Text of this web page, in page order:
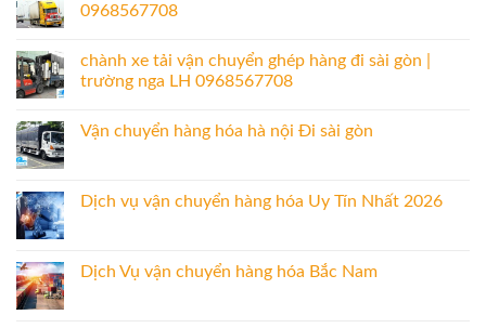
0968567708
chành xe tải vận chuyển ghép hàng đi sài gòn |
trường nga LH 0968567708
Vận chuyển hàng hóa hà nội Đi sài gòn
Dịch vụ vận chuyển hàng hóa Uy Tín Nhất 2026
Dịch Vụ vận chuyển hàng hóa Bắc Nam